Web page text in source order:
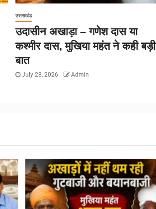
उत्तराखंड
उदासीन अखाड़ा – गणेश दास या
कश्मीर दास, मुखिया महंत ने कही बड़ी
बात
July 28, 2026 Admin